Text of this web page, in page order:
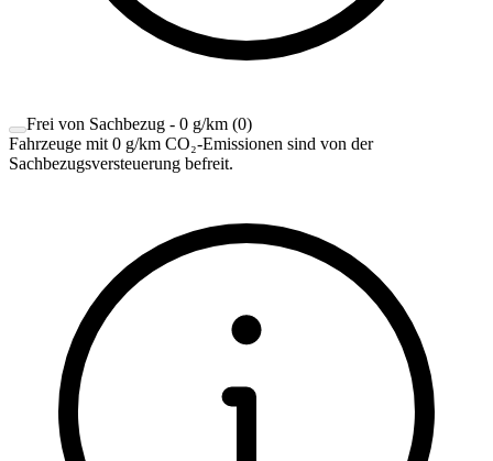
Frei von Sachbezug - 0 g/km (0)
Fahrzeuge mit 0 g/km CO₂-Emissionen sind von der
Sachbezugsversteuerung befreit.